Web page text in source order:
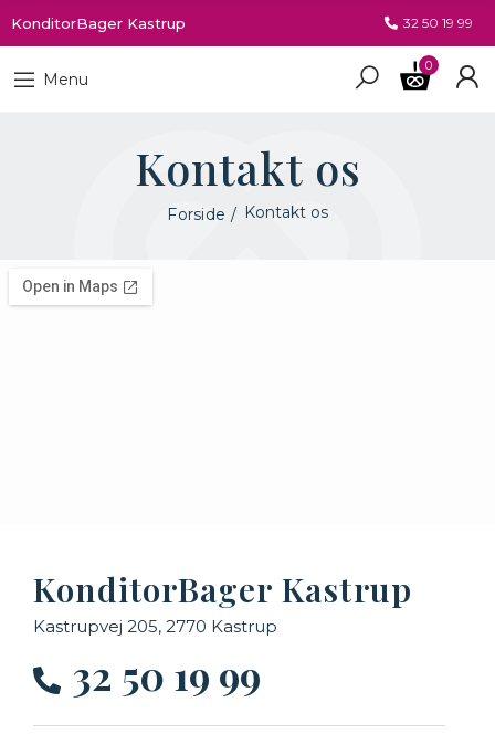
KonditorBager Kastrup 32 50 19 99
Menu
0
Kontakt os
Forside Kontakt os
KonditorBager Kastrup
Kastrupvej 205, 2770 Kastrup
32 50 19 99